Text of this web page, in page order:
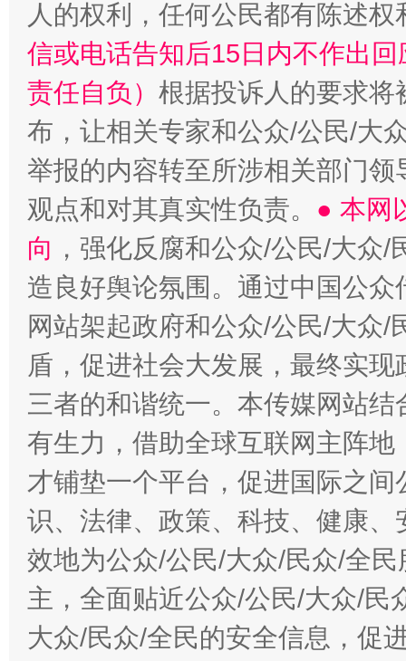
“蜀中异人”王建安的艺术幻境
人的权利，任何公民都有陈述
信或电话告知后15日内不作出
责任自负） 根据投诉人的要求将
布，让相关专家和公众/公民/大
举报的内容转至所涉相关部门
观点和对其真实性负责。 ● 本网
向 ，强化反腐和公众/公民/大众
造良好舆论氛围。通过中国公
网站架起政府和公众/公民/大众
盾，促进社会大发展，最终实
三者的和谐统一。本传媒网站
有生力，借助全球互联网主阵
才铺垫一个平台，促进国际之
识、法律、政策、科技、健康
效地为公众/公民/大众/民众/全
主，全面贴近公众/公民/大众/民
大众/民众/全民的安全信息，促